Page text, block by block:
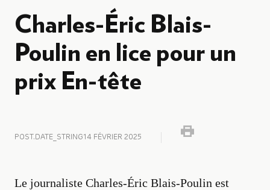
Charles-Éric Blais-
Poulin en lice pour un
prix En-tête
POST.DATE_STRING14 FÉVRIER 2025
Le journaliste Charles-Éric Blais-Poulin est